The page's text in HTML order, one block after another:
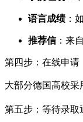
语言成绩：
推荐信：来
第四步：在线申请
大部分德国高校
第五步：等待录取